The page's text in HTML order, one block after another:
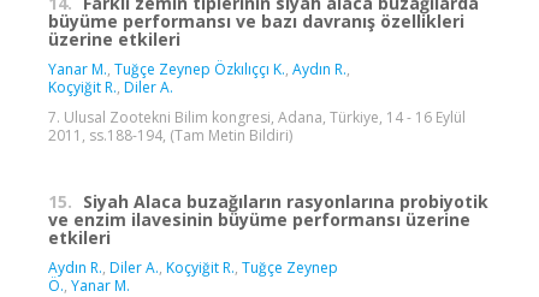
büyüme performansı ve bazı davranış özellikleri
üzerine etkileri
Yanar M., Tuğçe Zeynep Özkılıççı K., Aydın R.,
Koçyiğit R., Diler A.
7. Ulusal Zootekni Bilim kongresi, Adana, Türkiye, 14 - 16 Eylül
2011, ss.188-194, (Tam Metin Bildiri)
15. Siyah Alaca buzağıların rasyonlarına probiyotik
ve enzim ilavesinin büyüme performansı üzerine
etkileri
Aydın R., Diler A., Koçyiğit R., Tuğçe Zeynep
Ö., Yanar M.